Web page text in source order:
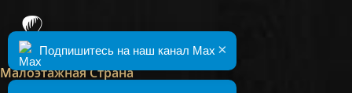
Малоэтажная Страна
×
Подпишитесь на наш канал Max